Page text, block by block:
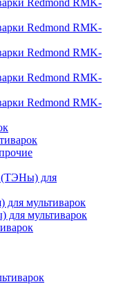
Redmond RMK-
Redmond RMK-
Redmond RMK-
Redmond RMK-
Redmond RMK-
(ТЭНы) для
для мультиварок
для мультиварок